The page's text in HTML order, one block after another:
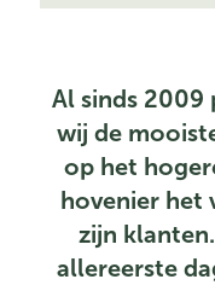
Al sinds 2009
wij de
op het
hovenier het
zijn
allereerste